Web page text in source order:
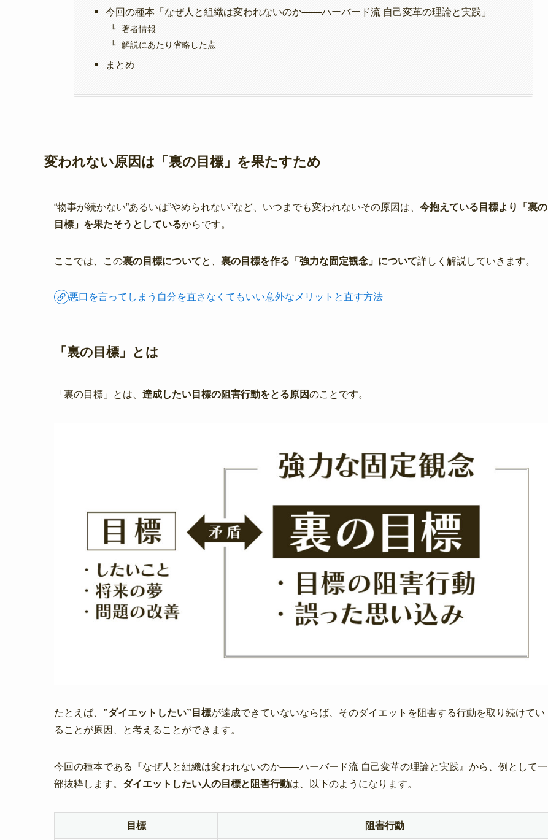
今回の種本「なぜ人と組織は変われないのか――ハーバード流 自己変革の理論と実践」
著者情報
解説にあたり省略した点
まとめ
変われない原因は「裏の目標」を果たすため
“物事が続かない”あるいは”やめられない”など、いつまでも変われないその原因は、 今抱えている目標より「裏の
目標」を果たそうとしているからです。
ここでは、この裏の目標についてと、 裏の目標を作る「強力な固定観念」について詳しく解説していきます。
悪口を言ってしまう自分を直さなくてもいい意外なメリットと直す方法
「裏の目標」とは
「裏の目標」とは、 達成したい目標の阻害行動をとる原因のことです。
たとえば、 ”ダイエットしたい”目標が達成できていないならば、そのダイエットを阻害する行動を取り続けてい
ることが原因、と考えることができます。
今回の種本である『なぜ人と組織は変われないのか――ハーバード流 自己変革の理論と実践』から、例として一
部抜粋します。 ダイエットしたい人の目標と阻害行動は、以下のようになります。
目標 阻害行動